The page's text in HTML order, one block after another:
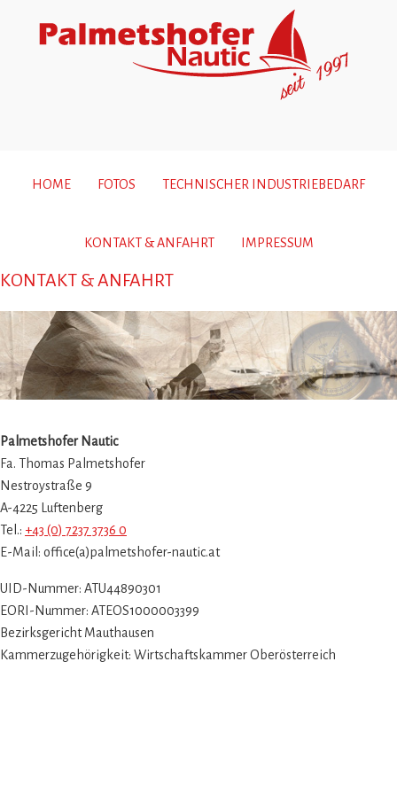
HOME FOTOS TECHNISCHER INDUSTRIEBEDARF
KONTAKT & ANFAHRT IMPRESSUM
KONTAKT & ANFAHRT
Palmetshofer Nautic
Fa. Thomas Palmetshofer
Nestroystraße 9
A-4225 Luftenberg
Tel.: +43 (0) 7237 3736 0
E-Mail: office(a)palmetshofer-nautic.at
UID-Nummer: ATU44890301
EORI-Nummer: ATEOS1000003399
Bezirksgericht Mauthausen
Kammerzugehörigkeit: Wirtschaftskammer Oberösterreich